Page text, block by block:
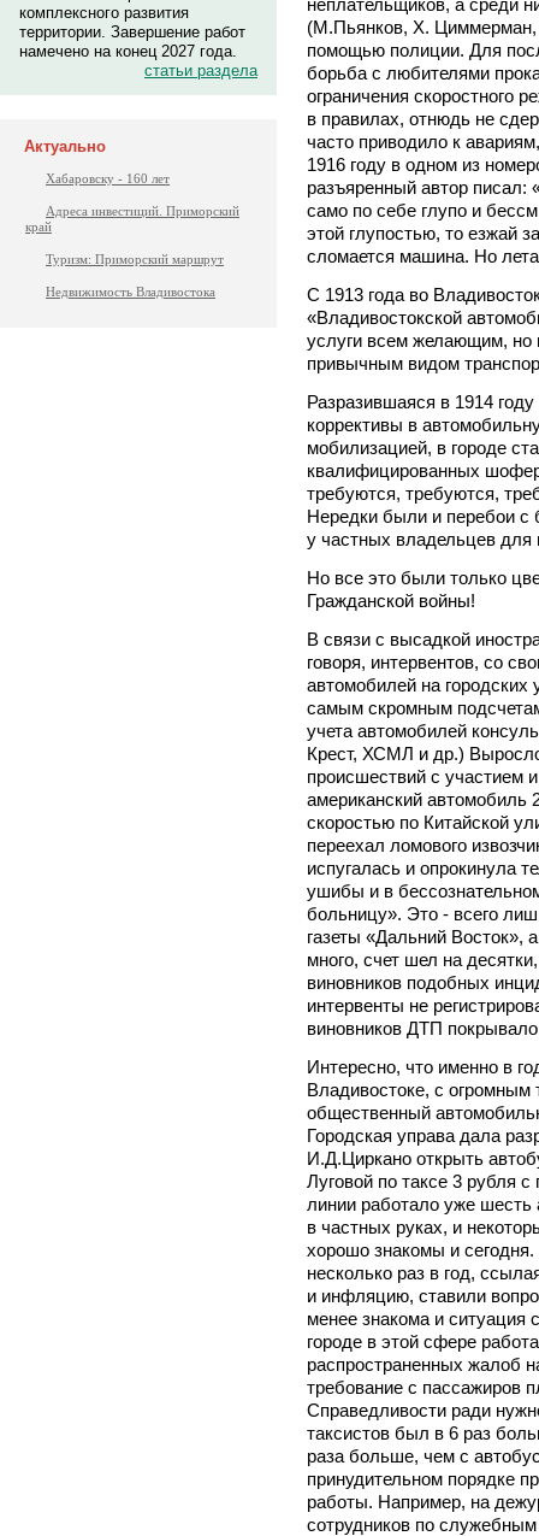
комплексного развития
территории. Завершение работ
намечено на конец 2027 года.
статьи раздела
Актуально
Хабаровску - 160 лет
Адреса инвестиций. Приморский
край
Туризм: Приморский маршрут
Недвижимость Владивостока
(М.Пьянков, Х. Циммерман,
помощью полиции. Для
борьба с любителями
ограничения скоростного
в правилах, отнюдь не
часто приводило к
1916 году в одном из
разъяренный автор писал:
само по себе глупо и
этой глупостью, то езжай
сломается машина. Но
С 1913 года во
«Владивостокской
услуги всем желающим, но
привычным видом
Разразившаяся в 1914
коррективы в
мобилизацией, в городе
квалифицированных
требуются, требуются,
Нередки были и перебои с
у частных владельцев для
Но все это были только
Гражданской войны!
В связи с высадкой
говоря, интервентов, со
автомобилей на
самым скромным
учета автомобилей
Крест, ХСМЛ и др.)
происшествий с участием
американский автомобиль
скоростью по Китайской
переехал ломового
испугалась и опрокинула
ушибы и в
больницу». Это - всего
газеты «Дальний Восток»,
много, счет шел на
виновников подобных
интервенты не
виновников ДТП
Интересно, что именно в
Владивостоке, с огромным
общественный
Городская управа дала
И.Д.Циркано открыть
Луговой по таксе 3 рубля
линии работало уже шесть
в частных руках, и
хорошо знакомы и сегодня.
несколько раз в год,
и инфляцию, ставили
менее знакома и ситуация
городе в этой сфере
распространенных жалоб
требование с пассажиров
Справедливости ради
таксистов был в 6 раз
раза больше, чем с
принудительном порядке
работы. Например, на
сотрудников по